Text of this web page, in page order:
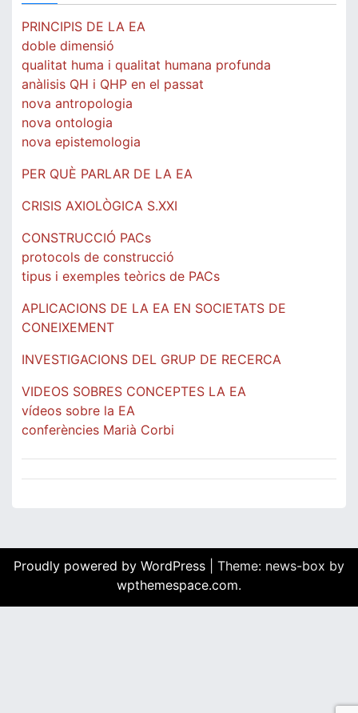
PRINCIPIS DE LA EA
doble dimensió
qualitat huma i qualitat humana profunda
anàlisis QH i QHP en el passat
nova antropologia
nova ontologia
nova epistemologia
PER QUÈ PARLAR DE LA EA
CRISIS AXIOLÒGICA S.XXI
CONSTRUCCIÓ PACs
protocols de construcció
tipus i exemples teòrics de PACs
APLICACIONS DE LA EA EN SOCIETATS DE
CONEIXEMENT
INVESTIGACIONS DEL GRUP DE RECERCA
VIDEOS SOBRES CONCEPTES LA EA
vídeos sobre la EA
conferències Marià Corbi
Proudly powered by WordPress
Theme: news-box by
wpthemespace.com.